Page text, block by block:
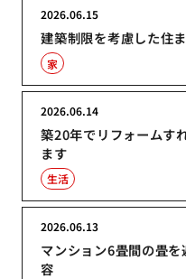
建築制限を考慮した住
2026.06.15
家
築20年でリフォームす
ます
2026.06.14
生活
マンション6畳間の畳
容
2026.06.13